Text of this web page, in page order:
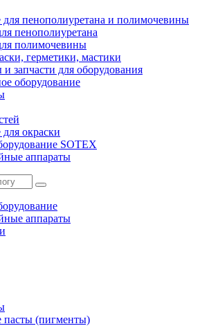
для пенополиуретана и полимочевины
пенополиуретана
полимочевины
герметики, мастики
запчасти для оборудования
оборудование
окраски
SOTEX
аппараты
аппараты
пасты (пигменты)